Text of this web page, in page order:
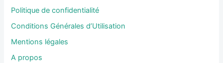
Politique de confidentialité
Conditions Générales d’Utilisation
Mentions légales
A propos